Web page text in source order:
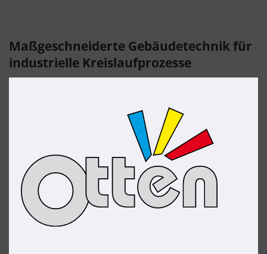
Maßgeschneiderte Gebäudetechnik für
industrielle Kreislaufprozesse
Anforderungen an die technische Gebäudeausstattung
– Anforderungen, die Augustin und Otten gemeinsam
mit hoher fachlicher Präzision umsetzten.
Otten verantwortete die
Planung und Installation
der Photovoltaikanlage, mit der RE.LION.BAT künftig
einen Teil seines Energiebedarfs nachhaltig decken